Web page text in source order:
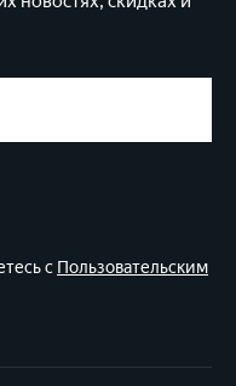
с Пользовательским